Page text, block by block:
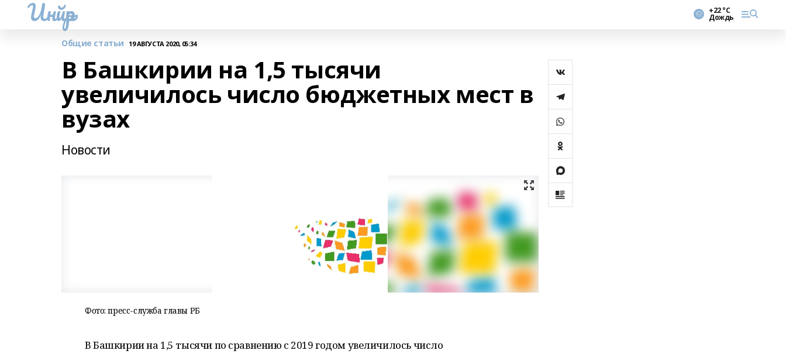
Инйәр +22 °С
Дождь
Общие статьи 19 АВГУСТА 2020, 05:34
В Башкирии на 1,5 тысячи
увеличилось число бюджетных мест в
вузах
Новости
Фото: пресс-служба главы РБ
В Башкирии на 1,5 тысячи по сравнению с 2019 годом увеличилось число